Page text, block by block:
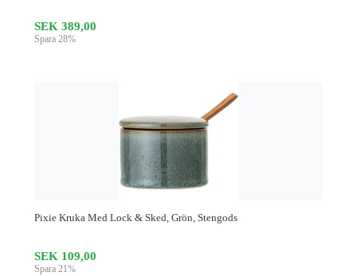
SEK 389,00
Spara 28%
Pixie Kruka Med Lock & Sked, Grön, Stengods
SEK 109,00
Spara 21%